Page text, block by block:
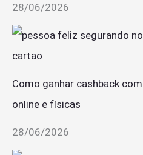
28/06/2026
Como ganhar cashback
online e físicas
28/06/2026